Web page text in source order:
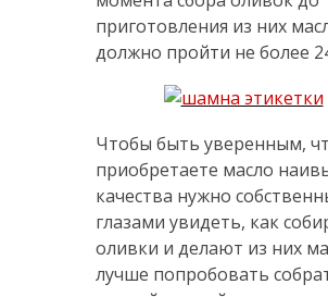
приготовления из них
должно пройти не более
Чтобы быть уверенным,
приобретаете масло
качества нужно
глазами увидеть, как
оливки и делают из них
лучше попробовать